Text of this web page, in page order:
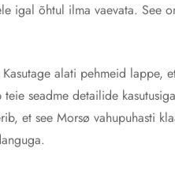
igal õhtul ilma vaevata. See
alati pehmeid lappe,
seadme detailide
et see Morsø vahupuhasti